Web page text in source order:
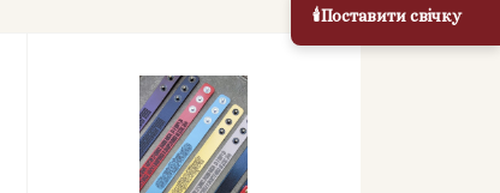
🕯️Поставити свічку